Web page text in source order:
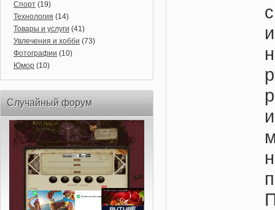
Спорт (19)
Технология (14)
Товары и услуги (41)
Увлечения и хобби (73)
Фотографии (10)
Юмор (10)
Случайный форум